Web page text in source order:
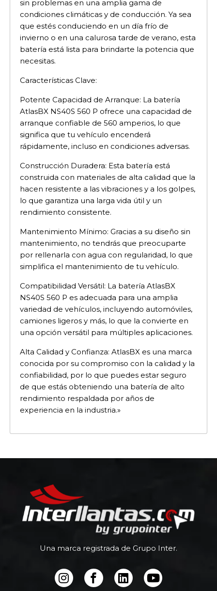
sin problemas en una amplia gama de
condiciones climáticas y de conducción. Ya sea
que estés conduciendo en un día frío de
invierno o en una calurosa tarde de verano, esta
batería está lista para brindarte la potencia que
necesitas.
Características Clave:
Potente Capacidad de Arranque: La batería
AtlasBX NS40S 560 P ofrece una capacidad de
arranque confiable de 560 amperios, lo que
significa que tu vehículo encenderá
rápidamente, incluso en condiciones adversas.
Construcción Duradera: Esta batería está
construida con materiales de alta calidad que la
hacen resistente a las vibraciones y a los golpes,
lo que garantiza una larga vida útil y un
rendimiento consistente.
Mantenimiento Mínimo: Gracias a su diseño sin
mantenimiento, no tendrás que preocuparte
por rellenarla con agua con regularidad, lo que
simplifica el mantenimiento de tu vehículo.
Compatibilidad Versátil: La batería AtlasBX
NS40S 560 P es adecuada para una amplia
variedad de vehículos, incluyendo automóviles,
camiones ligeros y más, lo que la convierte en
una opción versátil para múltiples aplicaciones.
Alta Calidad y Confianza: AtlasBX es una marca
conocida por su compromiso con la calidad y la
confiabilidad, por lo que puedes estar seguro
de que estás obteniendo una batería de alto
rendimiento respaldada por años de
experiencia en la industria.»
Una marca registrada de Grupo Inter.